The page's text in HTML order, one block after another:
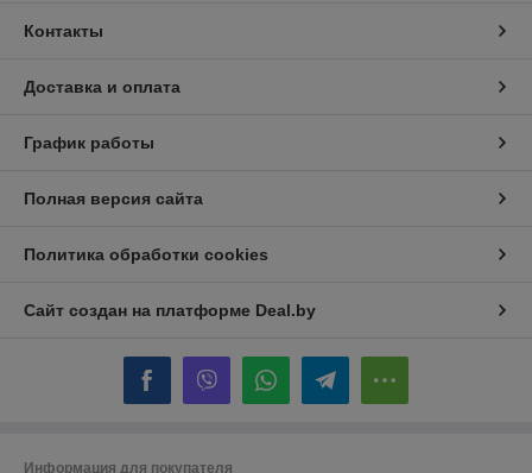
Контакты
Доставка и оплата
График работы
Полная версия сайта
Политика обработки cookies
Сайт создан на платформе Deal.by
Информация для покупателя